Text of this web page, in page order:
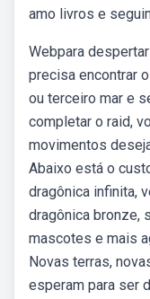
amo livros e
Webpara
precisa encontrar
ou terceiro mar e
completar o raid,
movimentos
Abaixo está o
dragônica infinita,
dragônica bronze,
mascotes e mais
Novas terras,
esperam para ser